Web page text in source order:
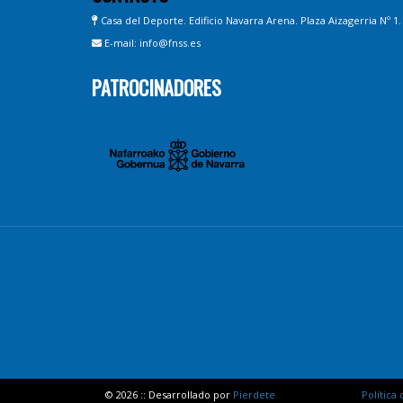
Casa del Deporte. Edificio Navarra Arena. Plaza Aizagerria Nº
E-mail: info@fnss.es
PATROCINADORES
© 2026 :: Desarrollado por Pierdete Política